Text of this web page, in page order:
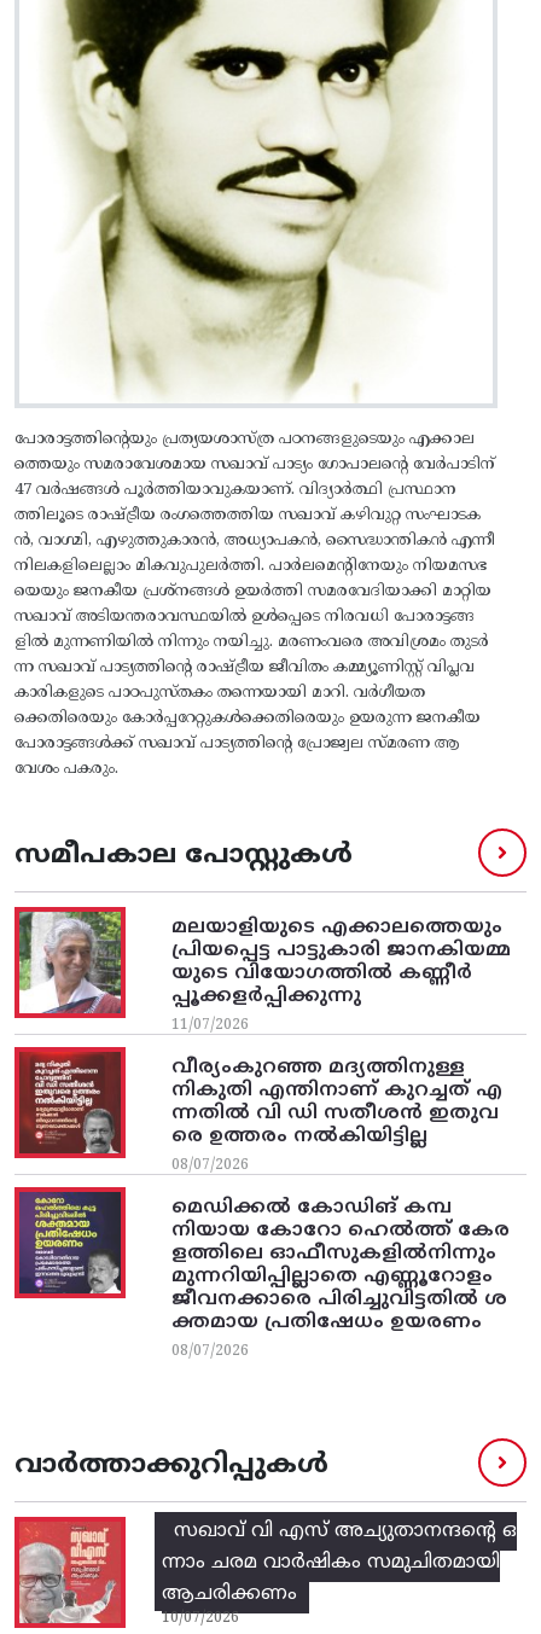
പോരാട്ടത്തിന്റെയും പ്രത്യയശാസ്ത്ര പഠനങ്ങളുടെയും എക്കാല
ത്തെയും സമരാവേശമായ സഖാവ് പാട്യം ഗോപാലന്റെ വേർപാടിന്
47 വർഷങ്ങൾ പൂർത്തിയാവുകയാണ്. വിദ്യാർത്ഥി പ്രസ്ഥാന
ത്തിലൂടെ രാഷ്ട്രീയ രംഗത്തെത്തിയ സഖാവ് കഴിവുറ്റ സംഘാടക
ൻ, വാഗ്മി, എഴുത്തുകാരൻ, അധ്യാപകൻ, സൈദ്ധാന്തികൻ എന്നീ
നിലകളിലെല്ലാം മികവുപുലർത്തി. പാർലമെന്റിനേയും നിയമസഭ
യെയും ജനകീയ പ്രശ്നങ്ങൾ ഉയർത്തി സമരവേദിയാക്കി മാറ്റിയ
സഖാവ് അടിയന്തരാവസ്ഥയിൽ ഉൾപ്പെടെ നിരവധി പോരാട്ടങ്ങ
ളിൽ മുന്നണിയിൽ നിന്നും നയിച്ചു. മരണംവരെ അവിശ്രമം തുടർ
ന്ന സഖാവ് പാട്യത്തിന്റെ രാഷ്ട്രീയ ജീവിതം കമ്മ്യൂണിസ്റ്റ് വിപ്ലവ
കാരികളുടെ പാഠപുസ്തകം തന്നെയായി മാറി. വർഗീയത
ക്കെതിരെയും കോർപ്പറേറ്റുകൾക്കെതിരെയും ഉയരുന്ന ജനകീയ
പോരാട്ടങ്ങൾക്ക് സഖാവ് പാട്യത്തിന്റെ പ്രോജ്വല സ്മരണ ആ
വേശം പകരും.
സമീപകാല പോസ്റ്റുകൾ
മലയാളിയുടെ എക്കാലത്തെയും
പ്രിയപ്പെട്ട പാട്ടുകാരി ജാനകിയമ്മ
യുടെ വിയോഗത്തിൽ കണ്ണീർ
പ്പൂക്കളർപ്പിക്കുന്നു
11/07/2026
വീര്യംകുറഞ്ഞ മദ്യത്തിനുള്ള
നികുതി എന്തിനാണ് കുറച്ചത് എ
ന്നതിൽ വി ഡി സതീശൻ ഇതുവ
രെ ഉത്തരം നൽകിയിട്ടില്ല
08/07/2026
മെഡിക്കൽ കോഡിങ് കമ്പ
നിയായ കോറോ ഹെൽത്ത് കേര
ളത്തിലെ ഓഫീസുകളിൽനിന്നും
മുന്നറിയിപ്പില്ലാതെ എണ്ണൂറോളം
ജീവനക്കാരെ പിരിച്ചുവിട്ടതിൽ‌ ശ
ക്തമായ പ്രതിഷേധം ഉയരണം
08/07/2026
വാർത്താക്കുറിപ്പുകൾ
സഖാവ് വി എസ്‌ അച്യുതാനന്ദന്റെ ഒ
ന്നാം ചരമ വാര്‍ഷികം സമുചിതമായി
ആചരിക്കണം
10/07/2026